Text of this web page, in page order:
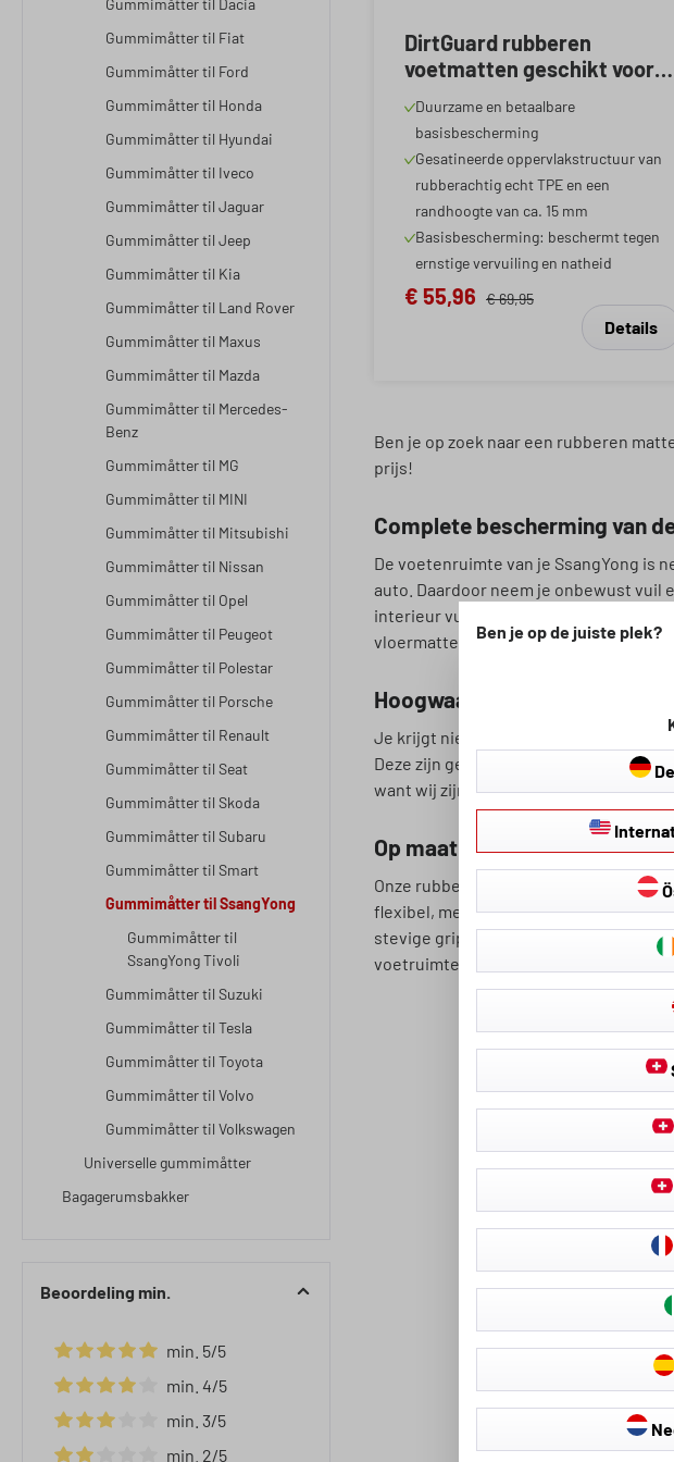
Gummimåtter til Dacia
Gummimåtter til Fiat
Gummimåtter til Ford
Gummimåtter til Honda
Gummimåtter til Hyundai
Gummimåtter til Iveco
Gummimåtter til Jaguar
Gummimåtter til Jeep
Gummimåtter til Kia
Gummimåtter til Land Rover
Gummimåtter til Maxus
Gummimåtter til Mazda
Gummimåtter til Mercedes-
Benz
Gummimåtter til MG
Gummimåtter til MINI
Gummimåtter til Mitsubishi
Gummimåtter til Nissan
Gummimåtter til Opel
Gummimåtter til Peugeot
Gummimåtter til Polestar
Gummimåtter til Porsche
Gummimåtter til Renault
Gummimåtter til Seat
Gummimåtter til Skoda
Gummimåtter til Subaru
Gummimåtter til Smart
Gummimåtter til SsangYong
Gummimåtter til
SsangYong Tivoli
Gummimåtter til Suzuki
Gummimåtter til Tesla
Gummimåtter til Toyota
Gummimåtter til Volvo
Gummimåtter til Volkswagen
Universelle gummimåtter
Bagagerumsbakker
Beoordeling min.
Filter toevoegen: Minimale waardering van 5 van de 5 sterren
min. 5/5
Filter toevoegen: Minimale waardering van 4 van de 5 sterren
min. 4/5
Filter toevoegen: Minimale waardering van 3 van de 5 sterren
min. 3/5
min. 2/5
DirtGuard rubberen
voetmatten geschikt voor
SsangYong Tivoli 01/2015-
Vandaag, Tivoli Grand
06/2021-Vandaag
Duurzame en betaalbare
basisbescherming
Gesatineerde oppervlakstructuur van
rubberachtig echt TPE en een
randhoogte van ca. 15 mm
Basisbescherming: beschermt tegen
ernstige vervuiling en natheid
€ 55,96 € 69,95
Details
Ben je op zoek naar een rubberen
prijs!
Complete bescherming van
De voetenruimte van je SsangYong is
auto. Daardoor neem je onbewust vuil
interieur vuil wordt en zorg je ervoor
vloermattensets voor verschillende
Hoogwaardige rubberen
Je krijgt niet slechts één rubberen
Deze zijn gemaakt om perfect op jouw
want wij zijn lid van Trusted Shops en
Op maat gemaakte rubberen
Onze rubberen matten zijn gemaakt
flexibel, met een lange levensduur.
stevige grip. De onderkant van onze
voetruimte en zo bijdragen aan je
Ben je op de juiste plek?